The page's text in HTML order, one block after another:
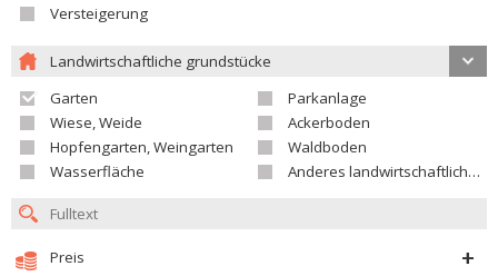
Versteigerung
Landwirtschaftliche grundstücke
Garten
Parkanlage
Wiese, Weide
Ackerboden
Hopfengarten, Weingarten
Waldboden
Wasserfläche
Anderes landwirtschaftliches Grundstück
Preis